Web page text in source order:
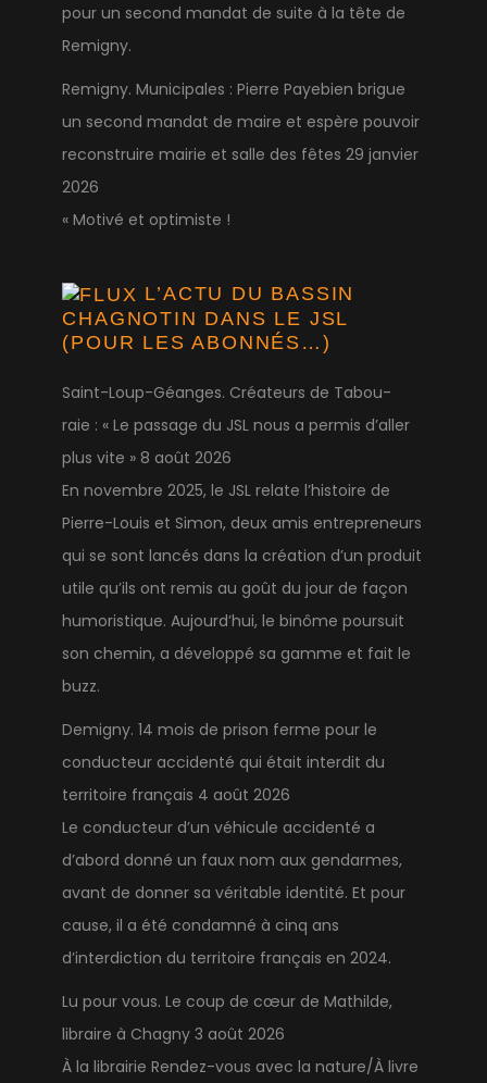
pour un second mandat de suite à la tête de
Remigny.
Remigny. Municipales : Pierre Payebien brigue
un second mandat de maire et espère pouvoir
reconstruire mairie et salle des fêtes 29 janvier
2026
« Motivé et optimiste !
L’ACTU DU BASSIN
CHAGNOTIN DANS LE JSL
(POUR LES ABONNÉS…)
Saint-Loup-Géanges. Créateurs de Tabou-
raie : « Le passage du JSL nous a permis d’aller
plus vite » 8 août 2026
En novembre 2025, le JSL relate l’histoire de
Pierre-Louis et Simon, deux amis entrepreneurs
qui se sont lancés dans la création d’un produit
utile qu’ils ont remis au goût du jour de façon
humoristique. Aujourd’hui, le binôme poursuit
son chemin, a développé sa gamme et fait le
buzz.
Demigny. 14 mois de prison ferme pour le
conducteur accidenté qui était interdit du
territoire français 4 août 2026
Le conducteur d’un véhicule accidenté a
d’abord donné un faux nom aux gendarmes,
avant de donner sa véritable identité. Et pour
cause, il a été condamné à cinq ans
d’interdiction du territoire français en 2024.
Lu pour vous. Le coup de cœur de Mathilde,
libraire à Chagny 3 août 2026
À la librairie Rendez-vous avec la nature/À livre